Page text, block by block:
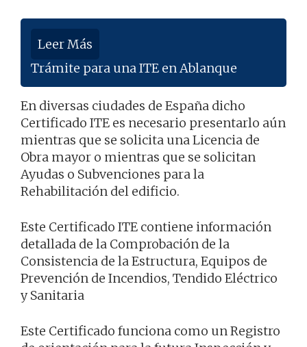
Leer Más
Trámite para una ITE en Ablanque
En diversas ciudades de España dicho
Certificado ITE es necesario presentarlo aún
mientras que se solicita una Licencia de
Obra mayor o mientras que se solicitan
Ayudas o Subvenciones para la
Rehabilitación del edificio.
Este Certificado ITE contiene información
detallada de la Comprobación de la
Consistencia de la Estructura, Equipos de
Prevención de Incendios, Tendido Eléctrico
y Sanitaria
Este Certificado funciona como un Registro